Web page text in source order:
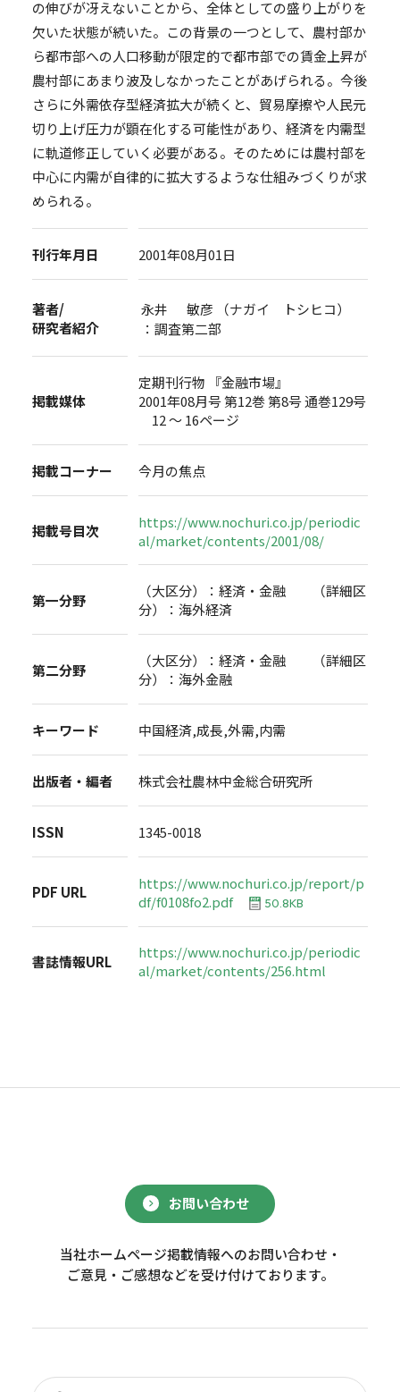
の伸びが冴えないことから、全体としての盛り上がりを
欠いた状態が続いた。この背景の一つとして、農村部か
ら都市部への人口移動が限定的で都市部での賃金上昇が
農村部にあまり波及しなかったことがあげられる。今後
さらに外需依存型経済拡大が続くと、貿易摩擦や人民元
切り上げ圧力が顕在化する可能性があり、経済を内需型
に軌道修正していく必要がある。そのためには農村部を
中心に内需が自律的に拡大するような仕組みづくりが求
められる。
刊行年月日 2001年08月01日
著者/
研究者紹介
永井 敏彦 （ナガイ トシヒコ）
：調査第二部
掲載媒体
定期刊行物 『金融市場』
2001年08月号 第12巻 第8号 通巻129号
12 ～ 16ページ
掲載コーナー 今月の焦点
掲載号目次
https://www.nochuri.co.jp/periodic
al/market/contents/2001/08/
第一分野
（大区分）：経済・金融 （詳細区
分）：海外経済
第二分野
（大区分）：経済・金融 （詳細区
分）：海外金融
キーワード 中国経済,成長,外需,内需
出版者・編者 株式会社農林中金総合研究所
ISSN 1345-0018
PDF URL
https://www.nochuri.co.jp/report/p
df/f0108fo2.pdf
50.8KB
書誌情報URL
https://www.nochuri.co.jp/periodic
al/market/contents/256.html
お問い合わせ
当社ホームページ掲載情報へのお問い合わせ・
ご意見・ご感想などを受け付けております。